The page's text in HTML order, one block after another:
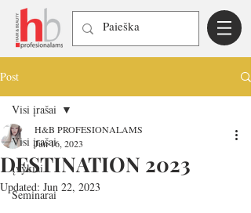
Post
Visi įrašai
Įvykiai
Seminarai
Visi įrašai
DESTINATION 2023
H&B PROFESIONALAMS
Jun 16, 2023
Updated: Jun 22, 2023